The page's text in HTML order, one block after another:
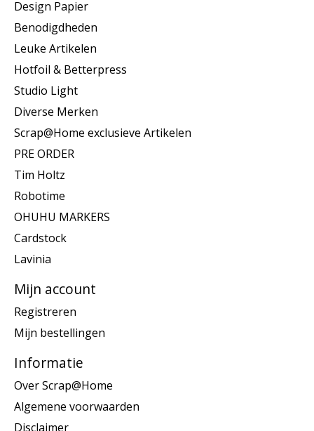
Design Papier
Benodigdheden
Leuke Artikelen
Hotfoil & Betterpress
Studio Light
Diverse Merken
Scrap@Home exclusieve Artikelen
PRE ORDER
Tim Holtz
Robotime
OHUHU MARKERS
Cardstock
Lavinia
Mijn account
Registreren
Mijn bestellingen
Informatie
Over Scrap@Home
Algemene voorwaarden
Disclaimer